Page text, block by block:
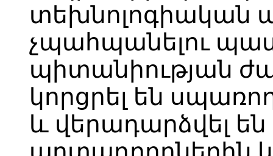
տեխնոլոգիական
չպահպանելու
պիտանիության
կորցրել են
և վերադարձվել